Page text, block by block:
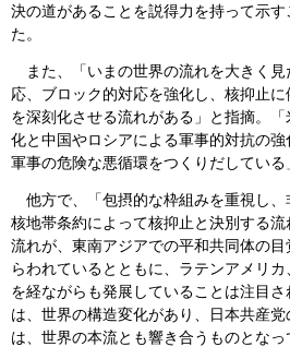
決の道があることを説得力を持って示
た。
また、「いまの世界の流れを大きく見
応、ブロック的対応を強化し、核抑止
を深刻化させる流れがある」と指摘。
化と中国やロシアによる軍事的対抗の
軍事の危険な悪循環をつくりだしている
他方で、「包摂的な枠組みを重視し、
核地帯条約によって核抑止と決別する
流れが、東南アジアでの平和共同体の
らわれているとともに、ラテンアメリ
を経ながらも発展していることは注目
は、世界の構造変化があり、日本共産党
は、世界の本流とも響き合うものとなっ